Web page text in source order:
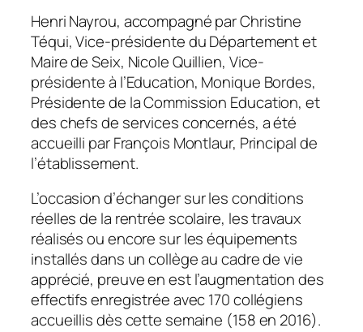
Henri Nayrou, accompagné par Christine
Téqui, Vice-présidente du Département et
Maire de Seix, Nicole Quillien, Vice-
présidente à l’Education, Monique Bordes,
Présidente de la Commission Education, et
des chefs de services concernés, a été
accueilli par François Montlaur, Principal de
l’établissement.
L’occasion d’échanger sur les conditions
réelles de la rentrée scolaire, les travaux
réalisés ou encore sur les équipements
installés dans un collège au cadre de vie
apprécié, preuve en est l’augmentation des
effectifs enregistrée avec 170 collégiens
accueillis dès cette semaine (158 en 2016).